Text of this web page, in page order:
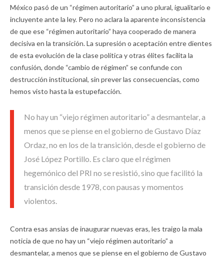
México pasó de un “régimen autoritario” a uno plural, igualitario e
incluyente ante la ley. Pero no aclara la aparente inconsistencia
de que ese “régimen autoritario” haya cooperado de manera
decisiva en la transición. La supresión o aceptación entre dientes
de esta evolución de la clase política y otras élites facilita la
confusión, donde “cambio de régimen” se confunde con
destrucción institucional, sin prever las consecuencias, como
hemos visto hasta la estupefacción.
No hay un “viejo régimen autoritario” a desmantelar, a
menos que se piense en el gobierno de Gustavo Díaz
Ordaz, no en los de la transición, desde el gobierno de
José López Portillo. Es claro que el régimen
hegemónico del PRI no se resistió, sino que facilitó la
transición desde 1978, con pausas y momentos
violentos.
Contra esas ansias de inaugurar nuevas eras, les traigo la mala
noticia de que no hay un “viejo régimen autoritario” a
desmantelar, a menos que se piense en el gobierno de Gustavo